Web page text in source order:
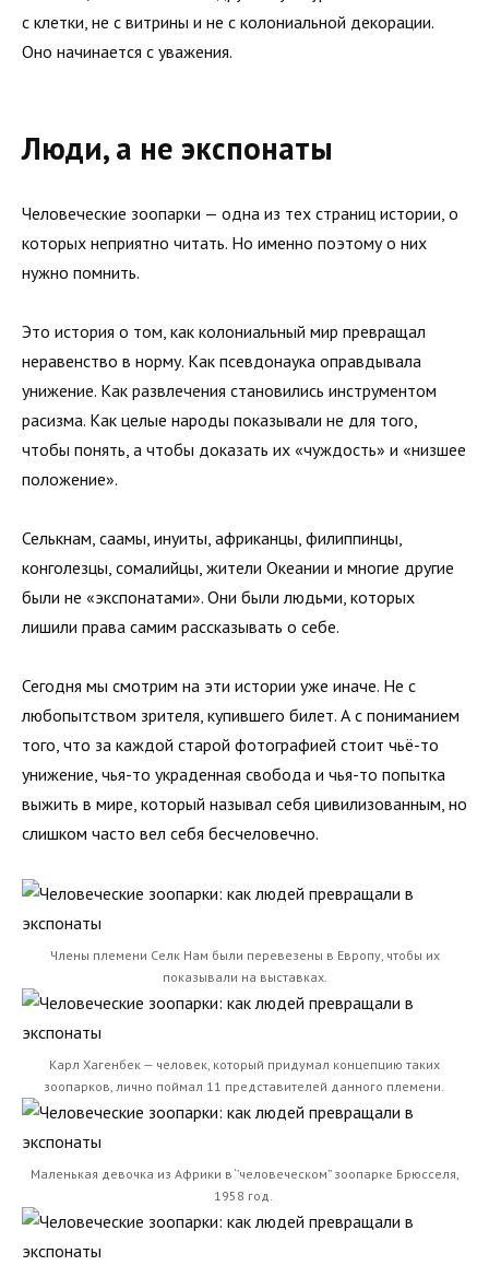
с клетки, не с витрины и не с колониальной декорации.
Оно начинается с уважения.
Люди, а не экспонаты
Человеческие зоопарки — одна из тех страниц истории, о
которых неприятно читать. Но именно поэтому о них
нужно помнить.
Это история о том, как колониальный мир превращал
неравенство в норму. Как псевдонаука оправдывала
унижение. Как развлечения становились инструментом
расизма. Как целые народы показывали не для того,
чтобы понять, а чтобы доказать их «чуждость» и «низшее
положение».
Селькнам, саамы, инуиты, африканцы, филиппинцы,
конголезцы, сомалийцы, жители Океании и многие другие
были не «экспонатами». Они были людьми, которых
лишили права самим рассказывать о себе.
Сегодня мы смотрим на эти истории уже иначе. Не с
любопытством зрителя, купившего билет. А с пониманием
того, что за каждой старой фотографией стоит чьё-то
унижение, чья-то украденная свобода и чья-то попытка
выжить в мире, который называл себя цивилизованным, но
слишком часто вел себя бесчеловечно.
Члены племени Селк Нам были перевезены в Европу, чтобы их
показывали на выставках.
Карл Хагенбек — человек, который придумал концепцию таких
зоопарков, лично поймал 11 представителей данного племени.
Маленькая девочка из Африки в ‘’человеческом’’ зоопарке Брюсселя,
1958 год.